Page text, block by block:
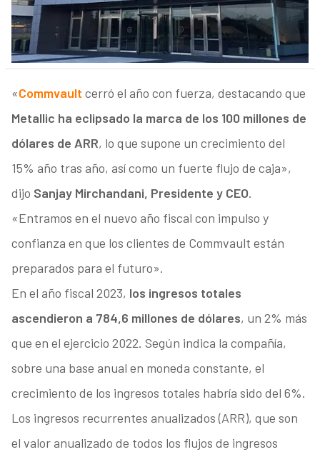
«Commvault cerró el año con fuerza, destacando que
Metallic ha eclipsado la marca de los 100 millones de
dólares de ARR, lo que supone un crecimiento del
15% año tras año, así como un fuerte flujo de caja»,
dijo Sanjay Mirchandani, Presidente y CEO.
«Entramos en el nuevo año fiscal con impulso y
confianza en que los clientes de Commvault están
preparados para el futuro».
En el año fiscal 2023, los ingresos totales
ascendieron a 784,6 millones de dólares, un 2% más
que en el ejercicio 2022. Según indica la compañía,
sobre una base anual en moneda constante, el
crecimiento de los ingresos totales habría sido del 6%.
Los ingresos recurrentes anualizados (ARR), que son
el valor anualizado de todos los flujos de ingresos